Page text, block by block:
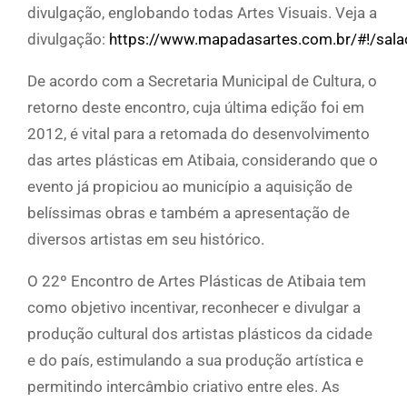
divulgação, englobando todas Artes Visuais. Veja a
divulgação: https://www.mapadasartes.com.br/#!/
De acordo com a Secretaria Municipal de Cultura, o
retorno deste encontro, cuja última edição foi em
2012, é vital para a retomada do desenvolvimento
das artes plásticas em Atibaia, considerando que o
evento já propiciou ao município a aquisição de
belíssimas obras e também a apresentação de
diversos artistas em seu histórico.
O 22º Encontro de Artes Plásticas de Atibaia tem
como objetivo incentivar, reconhecer e divulgar a
produção cultural dos artistas plásticos da cidade
e do país, estimulando a sua produção artística e
permitindo intercâmbio criativo entre eles. As